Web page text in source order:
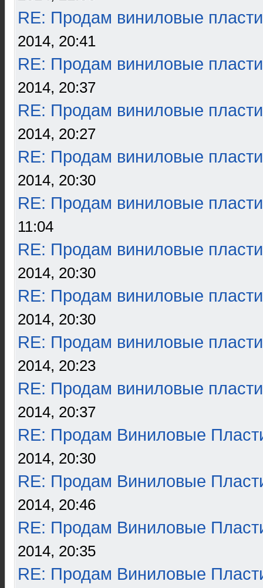
RE: Продам виниловые
2014, 20:41
RE: Продам виниловые
2014, 20:37
RE: Продам виниловые
2014, 20:27
RE: Продам виниловые
2014, 20:30
RE: Продам виниловые
11:04
RE: Продам виниловые
2014, 20:30
RE: Продам виниловые
2014, 20:30
RE: Продам виниловые
2014, 20:23
RE: Продам виниловые
2014, 20:37
RE: Продам Виниловые
2014, 20:30
RE: Продам Виниловые
2014, 20:46
RE: Продам Виниловые
2014, 20:35
RE: Продам Виниловые